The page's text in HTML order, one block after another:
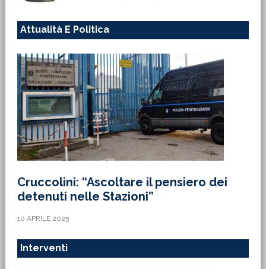
Attualità E Politica
Cruccolini: “Ascoltare il pensiero dei
detenuti nelle Stazioni”
10 APRILE 2025
Interventi